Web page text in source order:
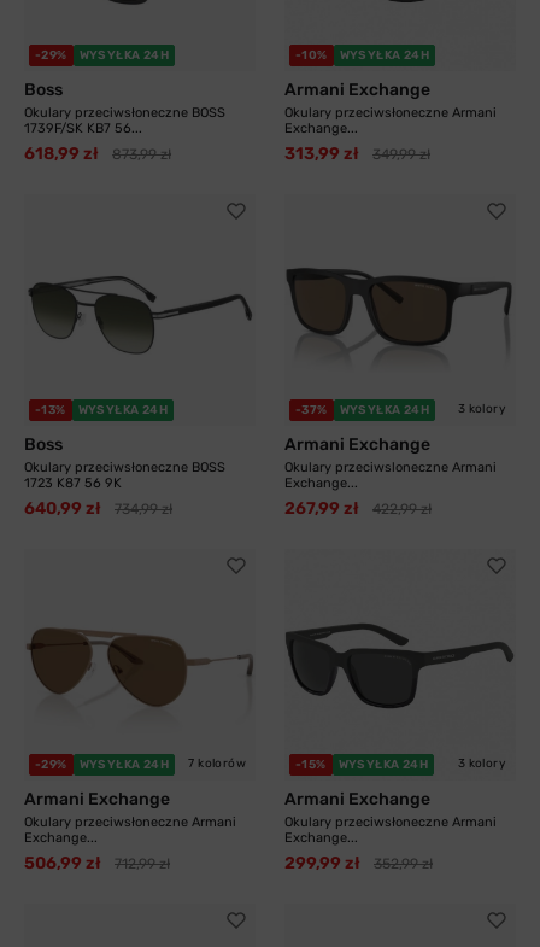
-29% WYSYŁKA 24H
Boss
Okulary przeciwsłoneczne BOSS
1739F/SK KB7 56...
618,99 zł 873,99 zł
-10% WYSYŁKA 24H
Armani Exchange
Okulary przeciwsłoneczne Armani
Exchange...
313,99 zł 349,99 zł
-13% WYSYŁKA 24H
Boss
Okulary przeciwsłoneczne BOSS
1723 K87 56 9K
640,99 zł 734,99 zł
-37% WYSYŁKA 24H 3 kolory
Armani Exchange
Okulary przeciwsloneczne Armani
Exchange...
267,99 zł 422,99 zł
-29% WYSYŁKA 24H 7 kolorów
Armani Exchange
Okulary przeciwsłoneczne Armani
Exchange...
506,99 zł 712,99 zł
-15% WYSYŁKA 24H 3 kolory
Armani Exchange
Okulary przeciwsłoneczne Armani
Exchange...
299,99 zł 352,99 zł